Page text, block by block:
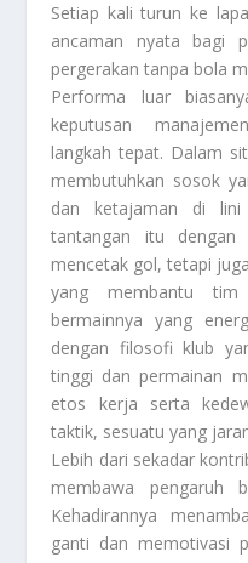
Setiap kali turun ke
ancaman nyata bagi
pergerakan tanpa bola
Performa luar
keputusan
langkah tepat. Dalam
membutuhkan sosok
dan ketajaman di lini
tantangan itu dengan
mencetak gol, tetapi
yang membantu tim
bermainnya yang
dengan filosofi klub
tinggi dan permainan
etos kerja serta
taktik, sesuatu yang
Lebih dari sekadar
membawa pengaruh
Kehadirannya
ganti dan memotivasi